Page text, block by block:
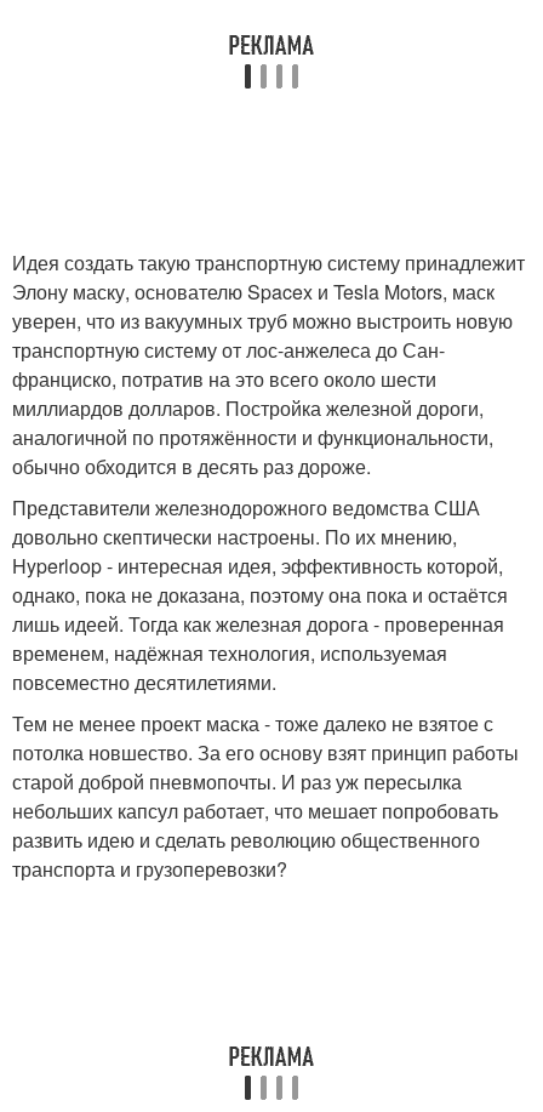
Идея создать такую транспортную систему принадлежит
Элону маску, основателю Spacex и Tesla Motors, маск
уверен, что из вакуумных труб можно выстроить новую
транспортную систему от лос-анжелеса до Сан-
франциско, потратив на это всего около шести
миллиардов долларов. Постройка железной дороги,
аналогичной по протяжённости и функциональности,
обычно обходится в десять раз дороже.
Представители железнодорожного ведомства США
довольно скептически настроены. По их мнению,
Hyperloop - интересная идея, эффективность которой,
однако, пока не доказана, поэтому она пока и остаётся
лишь идеей. Тогда как железная дорога - проверенная
временем, надёжная технология, используемая
повсеместно десятилетиями.
Тем не менее проект маска - тоже далеко не взятое с
потолка новшество. За его основу взят принцип работы
старой доброй пневмопочты. И раз уж пересылка
небольших капсул работает, что мешает попробовать
развить идею и сделать революцию общественного
транспорта и грузоперевозки?